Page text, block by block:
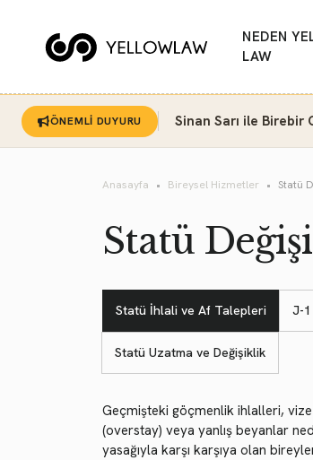
NEDEN
LAW
ÖNEMLİ DUYURU Sinan Sarı ile Birebir
Anasayfa Bireysel Hizmetler Statü
Statü
Statü İhlali ve Af Talepleri J-1
Statü Uzatma ve Değişiklik
Geçmişteki göçmenlik ihlalleri,
(overstay) veya yanlış beyanlar
yasağıyla karşı karşıya olan